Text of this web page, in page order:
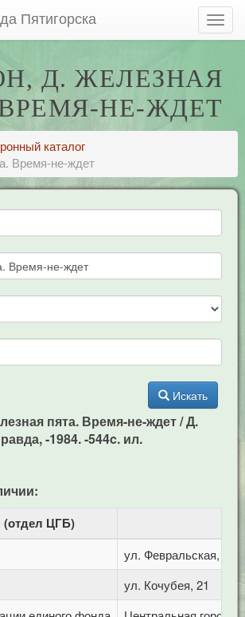
Пятигорска
Д. ЖЕЛЕЗНАЯ
НЕ-ЖДЕТ
каталог
Время-не-ждет
Искать
пята. Время-не-ждет / Д.
-1984. -544c. ил.
ЦГБ)
ул. Февральская, 283
ул. Кочубея, 21